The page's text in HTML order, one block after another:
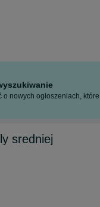
o nowych ogłoszeniach,
sredniej